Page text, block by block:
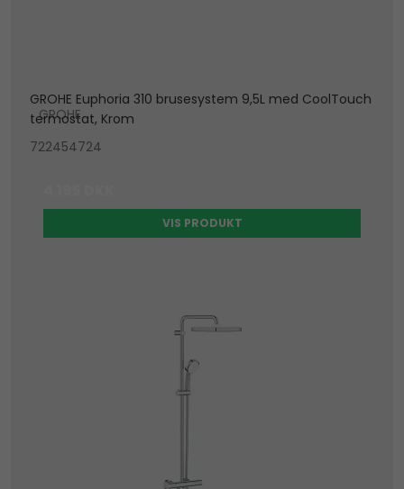
GROHE Euphoria 310 brusesystem 9,5L med CoolTouch
termostat, Krom
GROHE
722454724
VIS PRODUKT